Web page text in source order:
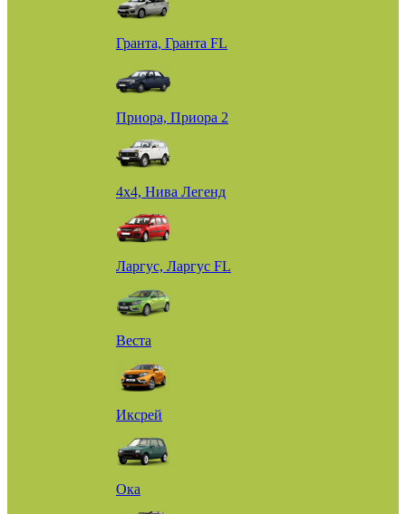
Гранта, Гранта FL
Приора, Приора 2
4х4, Нива Легенд
Ларгус, Ларгус FL
Веста
Иксрей
Ока